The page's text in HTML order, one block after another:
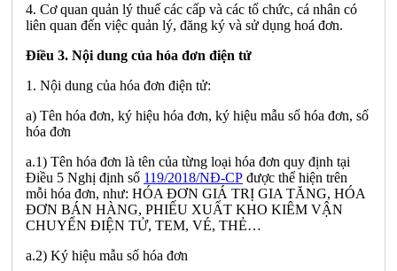
4. Cơ quan quản lý thuế các cấp và các tổ chức, cá nhân có
liên quan đến việc quản lý, đăng ký và sử dụng hoá đơn.
Điều 3. Nội dung của hóa đơn điện tử
1. Nội dung của hóa đơn điện tử:
a) Tên hóa đơn, ký hiệu hóa đơn, ký hiệu mẫu số hóa đơn, số
hóa đơn
a.1) Tên hóa đơn là tên của từng loại hóa đơn quy định tại
Điều 5 Nghị định số 119/2018/NĐ-CP được thể hiện trên
mỗi hóa đơn, như: HÓA ĐƠN GIÁ TRỊ GIA TĂNG, HÓA
ĐƠN BÁN HÀNG, PHIẾU XUẤT KHO KIÊM VẬN
CHUYỂN ĐIỆN TỬ, TEM, VÉ, THẺ…
a.2) Ký hiệu mẫu số hóa đơn